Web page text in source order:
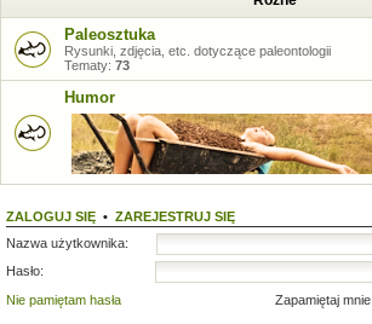
Paleosztuka
Rysunki, zdjęcia, etc. dotyczące paleontologii
Tematy: 73
Humor
ZALOGUJ SIĘ • ZAREJESTRUJ SIĘ
Nazwa użytkownika:
Hasło:
Nie pamiętam hasła
Zapamiętaj mnie